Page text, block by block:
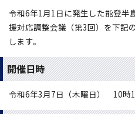
令和6年1月1日に発生した能登半
援対応調整会議（第3回）を下記
します。
開催日時
令和6年3月7日（木曜日） 10時